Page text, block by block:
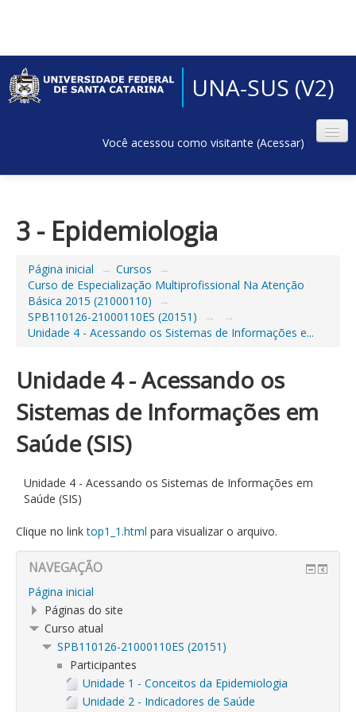
UNA-SUS (V2)
Você acessou como visitante (Acessar)
3 - Epidemiologia
Página inicial → Cursos
→
Curso de Especialização Multiprofissional Na Atenção
Básica 2015 (21000110)
→
SPB110126-21000110ES (20151)
→
→
Unidade 4 - Acessando os Sistemas de Informações e...
Unidade 4 - Acessando os
Sistemas de Informações em
Saúde (SIS)
Unidade 4 - Acessando os Sistemas de Informações em
Saúde (SIS)
Clique no linktop1_1.html para visualizar o arquivo.
NAVEGAÇÃO
Página inicial
Páginas do site
Curso atual
SPB110126-21000110ES (20151)
Participantes
Unidade 1 - Conceitos da Epidemiologia
Unidade 2 - Indicadores de Saúde